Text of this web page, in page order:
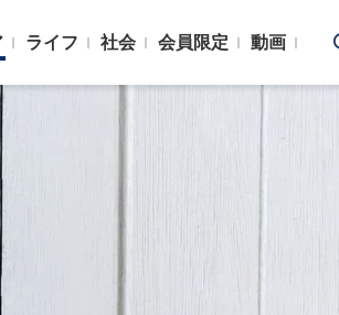
ライフ 社会 会員限定 動画